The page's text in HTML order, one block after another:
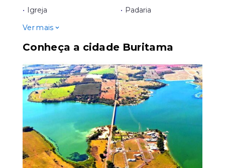
• Igreja • Padaria
Ver mais
Conheça a cidade Buritama